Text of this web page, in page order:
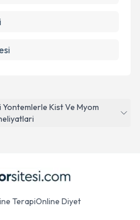
Kist Ve Myom
TerapiOnline Diyet